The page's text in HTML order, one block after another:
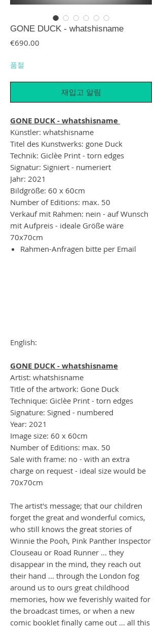
GONE DUCK - whatshisname
€690.00
품절
재입고 알림
GONE DUCK - whatshisname
Künstler: whatshisname
Titel des Kunstwerks: gone Duck
Technik: Giclèe Print - torn edges
Signatur: Signiert - numeriert
Jahr: 2021
Bildgröße: 60 x 60cm
Number of Editions: max. 50
Verkauf mit Rahmen: nein - auf Wunsch
mit Aufpreis - ideale Größe wäre
70x70cm
Rahmen-Anfragen bitte per Email
English:
GONE DUCK - whatshisname
Artist: whatshisname
Title of the artwork: Gone Duck
Technique: Giclèe Print - torn edges
Signature: Signed - numbered
Year: 2021
Image size: 60 x 60cm
Number of Editions: max. 50
Sale with frame: no - with an extra
charge on request - ideal size would be
70x70cm
The artist's message; that our children
forget the great and wonderful comics,
who still knows the great stories of
Winnie the Pooh, Pink Panther Inspector
Clouseau or Road Runner ... they
disappear in the mind, they reach out
their hand ... through the London fog
around us to ours great childhood
memories, how we feverishly waited for
the broadcast times, or when a new
comic booklet finally came out ... all this